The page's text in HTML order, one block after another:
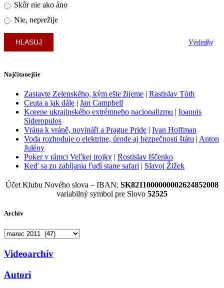
Skôr nie ako áno
Nie, neprežije
Výsledky
Najčítanejšie
Zastavte Zelenského, kým ešte žijeme | Rastislav Tóth
Ceuta a jak dále | Jan Campbell
Korene ukrajinského extrémneho nacionalizmu | Ioannis
Sideropulos
Vrána k vráně, novináři a Prague Pride | Ivan Hoffman
Voda rozhoduje o elektrine, úrode aj bezpečnosti štátu | Anton
Julény
Poker v rámci Veľkej trojky | Rostislav Iščenko
Keď sa zo zabíjania ľudí stane safari | Slavoj Žižek
Účet Klubu Nového slova – IBAN: SK8211000000002624852008
variabilný symbol pre Slovo 52525
Archív
Archív
Videoarchív
Autori